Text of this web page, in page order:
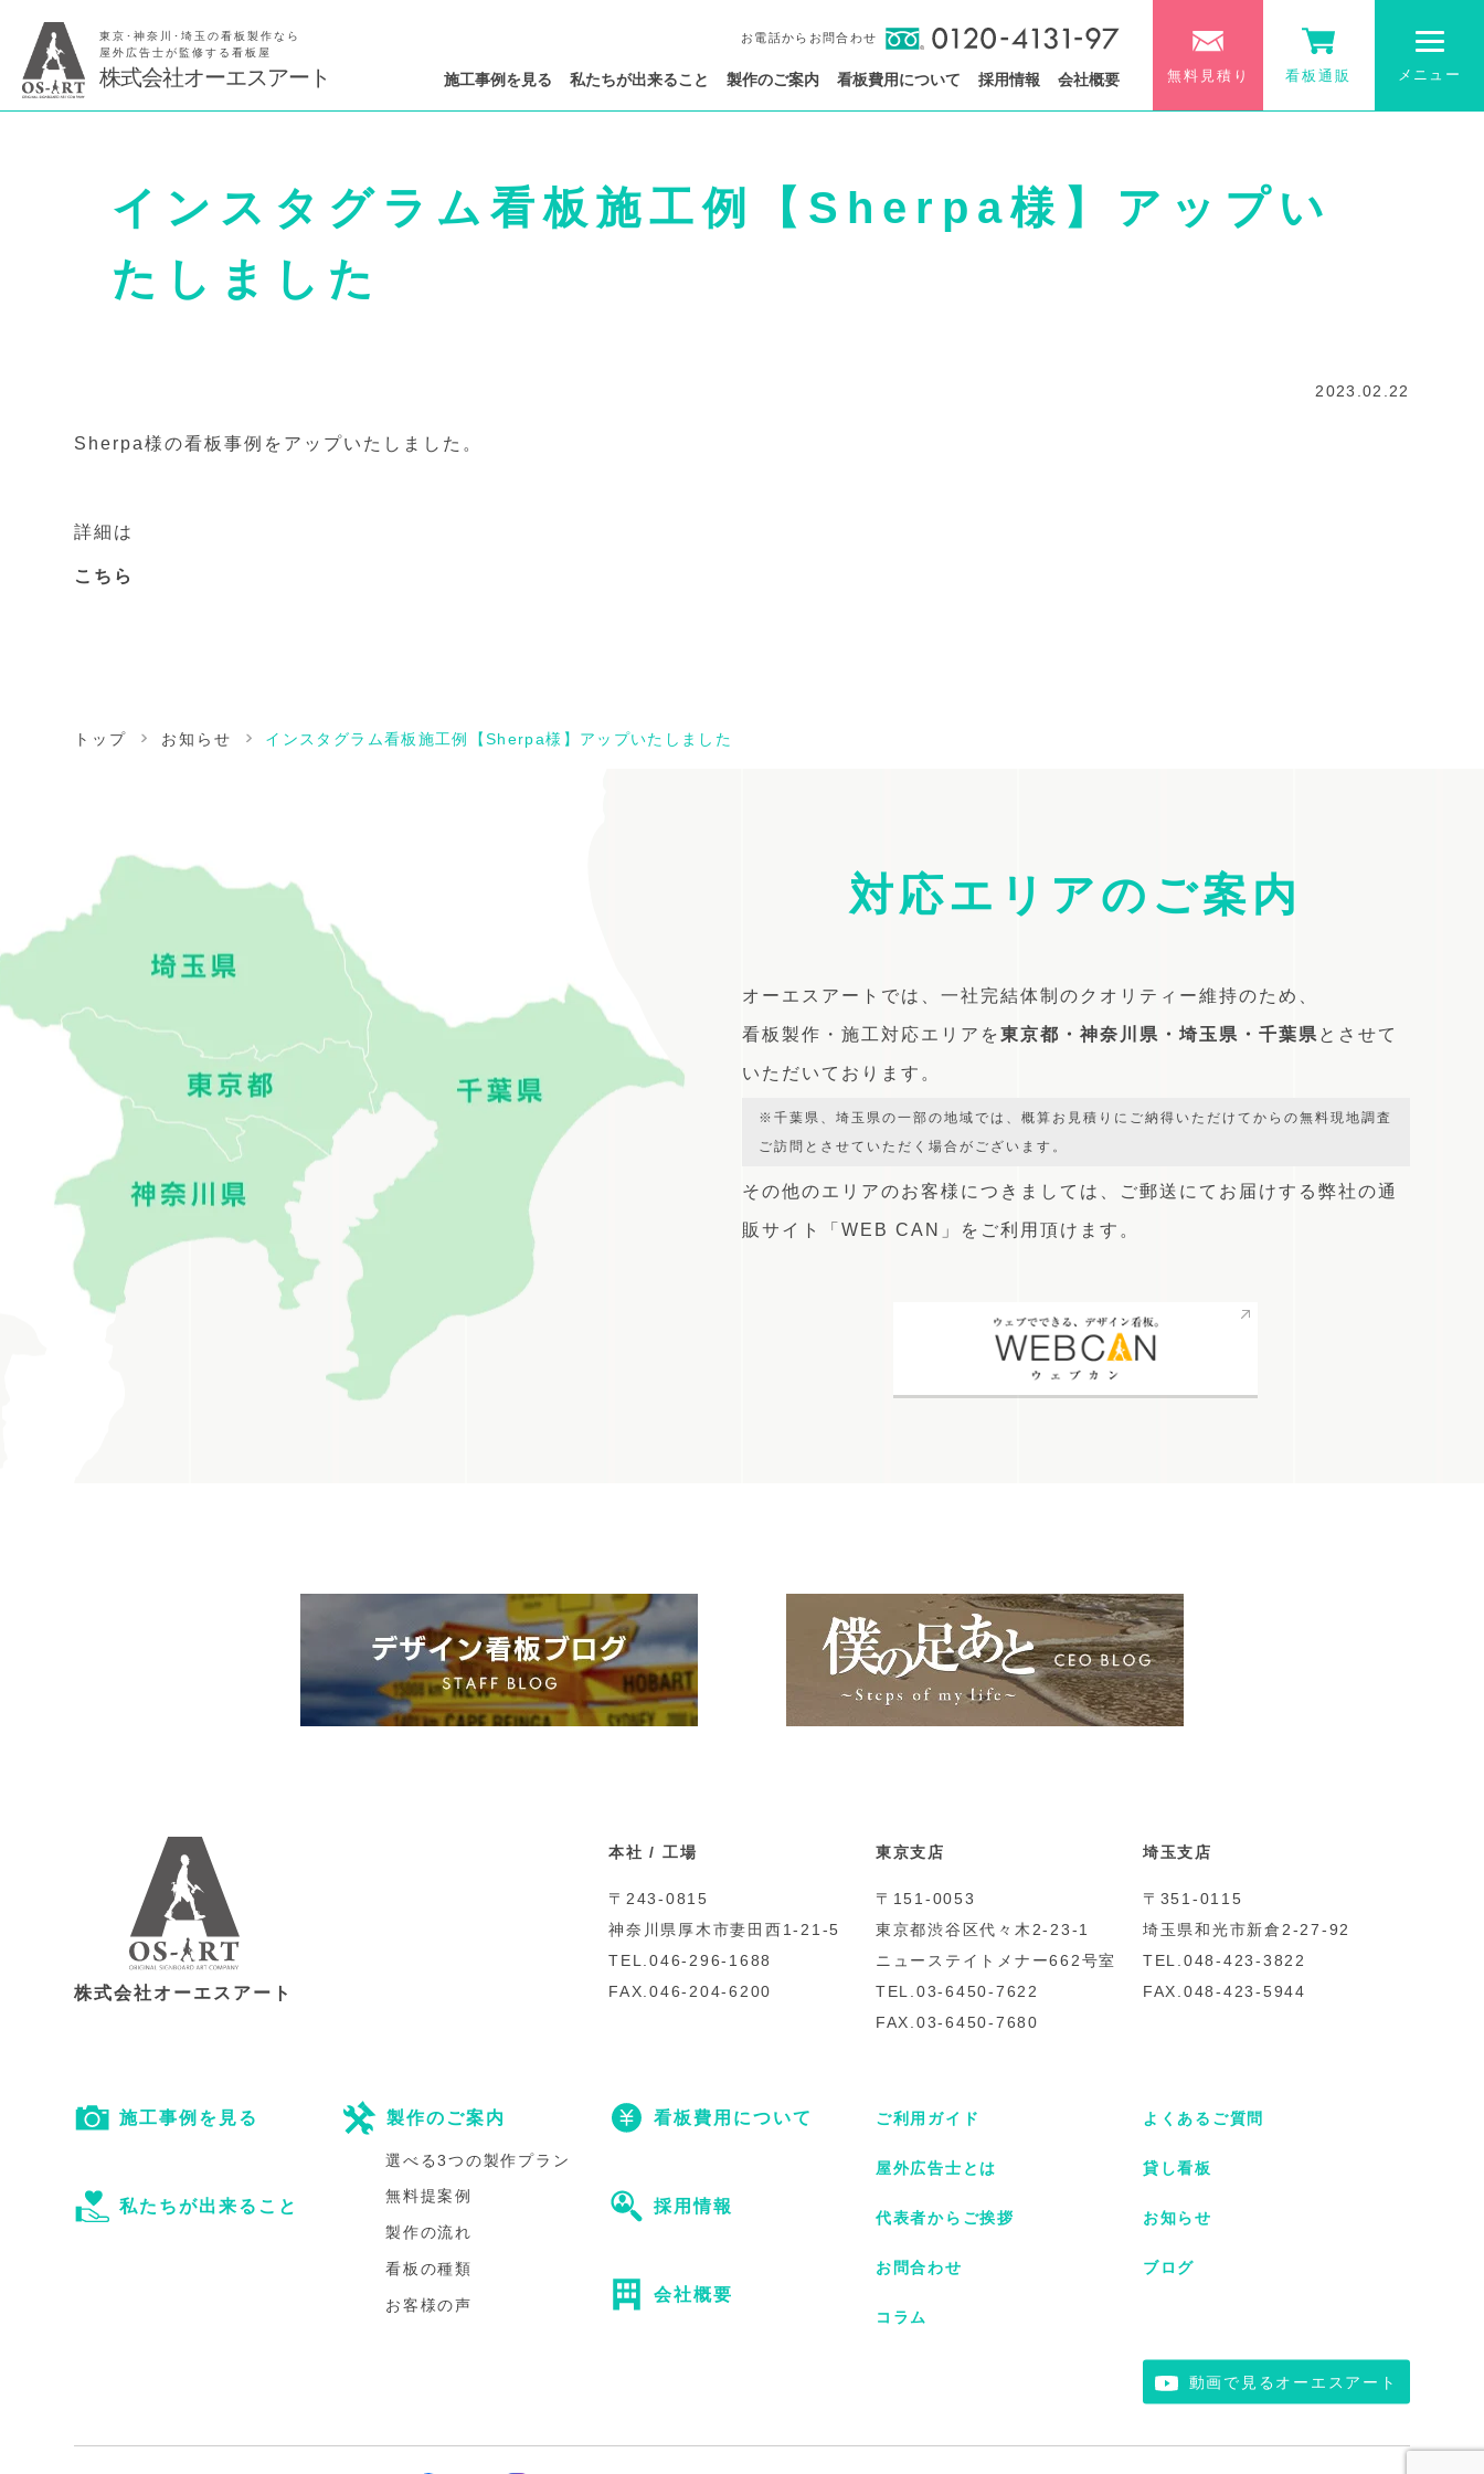
東京･神奈川･埼玉の看板製作なら
屋外広告士が監修する看板屋
株式会社オーエスアート
お電話からお問合わせ
施工事例を見る 私たちが出来ること 製作のご案内 看板費用について 採用情報 会社概要 無料見積り 看板通販 メニュー
インスタグラム看板施工例【Sherpa様】アップい
たしました
2023.02.22
Sherpa様の看板事例をアップいたしました。
詳細は
こちら
トップ お知らせ インスタグラム看板施工例【Sherpa様】アップいたしました
対応エリアのご案内
オーエスアートでは、 一社完結体制のクオリティー維持のため、
看板製作・施工対応エリアを東京都・神奈川県・埼玉県・千葉県 とさせて
いただいております。
※千葉県、埼玉県の一部の地域では、概算お見積りにご納得いただけてからの無料現地調査
ご訪問とさせていただく場合がございます。
その他のエリアのお客様につきましては、 ご郵送にてお届けする弊社の通
販サイト 「WEB CAN」をご利用頂けます。
株式会社オーエスアート
本社 / 工場
〒243-0815
神奈川県厚木市妻田西1-21-5
TEL.046-296-1688
FAX.046-204-6200
東京支店
〒151-0053
東京都渋谷区代々木2-23-1
ニューステイトメナー662号室
TEL.03-6450-7622
FAX.03-6450-7680
埼玉支店
〒351-0115
埼玉県和光市新倉2-27-92
TEL.048-423-3822
FAX.048-423-5944
施工事例を見る
私たちが出来ること
製作のご案内
選べる3つの製作プラン
無料提案例
製作の流れ
看板の種類
お客様の声
看板費用について
採用情報
会社概要
ご利用ガイド
屋外広告士とは
代表者からご挨拶
お問合わせ
よくあるご質問
貸し看板
お知らせ
ブログ
コラム
動画で見るオーエスアート